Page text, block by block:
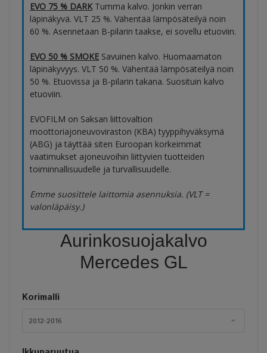
EVO 75 % DARKTumma kalvo. Jonkin verran
läpinäkyvä. VLT 25 %. Vähentää lämpösäteilyä noin
60 %. Asennetaan B-pilarin taakse, ei sovellu etuoviin.
EVO 50 % SMOKE Savuinen kalvo. Huomaamaton
läpinäkyvyys. VLT 50 %. Vähentää lämpösäteilyä noin
50 %. Etuovissa ja B-pilarin takana. Suosituin kalvo
etuoviin.
EVOFILM on Saksan liittovaltion
moottoriajoneuvoviraston (KBA) tyyppihyväksymä
(ABG) ja täyttää siten Euroopan korkeimmat
vaatimukset ajoneuvoihin liittyvien tuotteiden
toiminnallisuudelle ja turvallisuudelle.
Emme suosittele laittomia asennuksia. (VLT =
valonläpäisy.)
Aurinkosuojakalvo
Mercedes GL
Korimalli
2012-2016